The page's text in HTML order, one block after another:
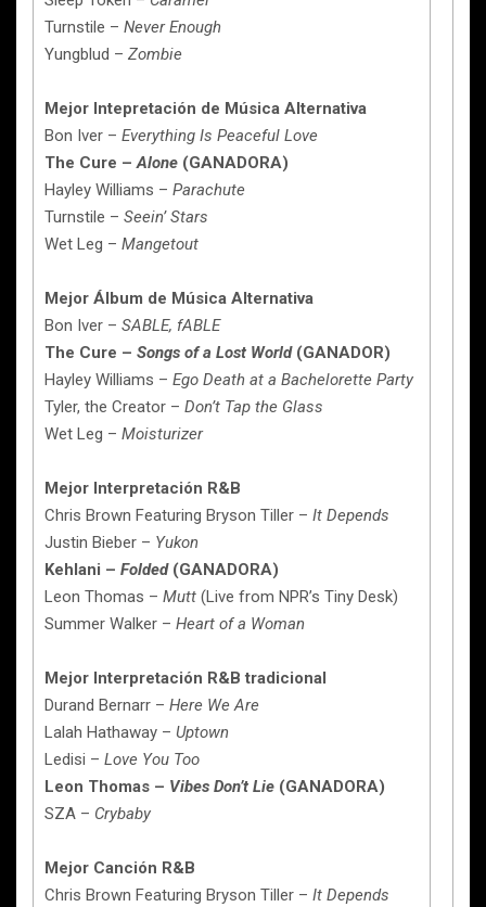
Turnstile – Never Enough
Yungblud – Zombie
Mejor Intepretación de Música Alternativa
Bon Iver – Everything Is Peaceful Love
The Cure – Alone (GANADORA)
Hayley Williams – Parachute
Turnstile – Seein’ Stars
Wet Leg – Mangetout
Mejor Álbum de Música Alternativa
Bon Iver – SABLE, fABLE
The Cure – Songs of a Lost World(GANADOR)
Hayley Williams – Ego Death at a Bachelorette Party
Tyler, the Creator – Don’t Tap the Glass
Wet Leg – Moisturizer
Mejor Interpretación R&B
Chris Brown Featuring Bryson Tiller – It Depends
Justin Bieber – Yukon
Kehlani – Folded (GANADORA)
Leon Thomas – Mutt (Live from NPR’s Tiny Desk)
Summer Walker – Heart of a Woman
Mejor Interpretación R&B tradicional
Durand Bernarr – Here We Are
Lalah Hathaway – Uptown
Ledisi – Love You Too
Leon Thomas – Vibes Don’t Lie (GANADORA)
SZA – Crybaby
Mejor Canción R&B
Chris Brown Featuring Bryson Tiller – It Depends